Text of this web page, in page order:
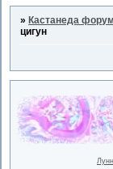
»Кастанеда
цигун